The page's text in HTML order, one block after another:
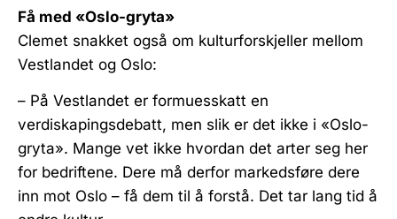
Få med «Oslo-gryta»
Clemet snakket også om kulturforskjeller mellom
Vestlandet og Oslo:
– På Vestlandet er formuesskatt en
verdiskapingsdebatt, men slik er det ikke i «Oslo-
gryta». Mange vet ikke hvordan det arter seg her
for bedriftene. Dere må derfor markedsføre dere
inn mot Oslo – få dem til å forstå. Det tar lang tid å